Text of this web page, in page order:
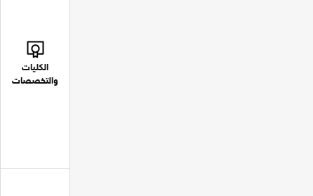
الكليات
والتخصصات